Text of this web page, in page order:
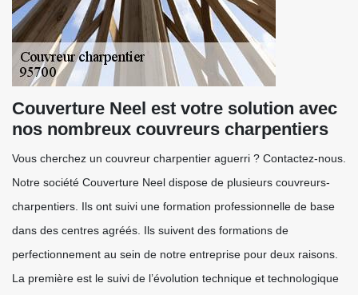
Couverture Neel est votre solution avec
nos nombreux couvreurs charpentiers
Vous cherchez un couvreur charpentier aguerri ? Contactez-nous.
Notre société Couverture Neel dispose de plusieurs couvreurs-
charpentiers. Ils ont suivi une formation professionnelle de base
dans des centres agréés. Ils suivent des formations de
perfectionnement au sein de notre entreprise pour deux raisons.
La première est le suivi de l’évolution technique et technologique